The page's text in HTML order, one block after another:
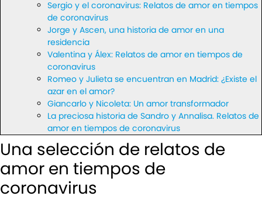
Sergio y el coronavirus: Relatos de amor en tiempos
de coronavirus
Jorge y Ascen, una historia de amor en una
residencia
Valentina y Álex: Relatos de amor en tiempos de
coronavirus
Romeo y Julieta se encuentran en Madrid: ¿Existe el
azar en el amor?
Giancarlo y Nicoleta: Un amor transformador
La preciosa historia de Sandro y Annalisa. Relatos de
amor en tiempos de coronavirus
Una selección de relatos de
amor en tiempos de
coronavirus